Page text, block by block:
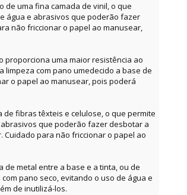
de uma fina camada de vinil, o que
água e abrasivos que poderão fazer
não friccionar o papel ao manusear,
proporciona uma maior resistência ao
limpeza com pano umedecido a base de
o papel ao manusear, pois poderá
fibras têxteis e celulose, o que permite
que poderão fazer desbotar a
para não friccionar o papel ao
de metal entre a base e a tinta, ou de
pano seco, evitando o uso de água e
de inutilizá-los.